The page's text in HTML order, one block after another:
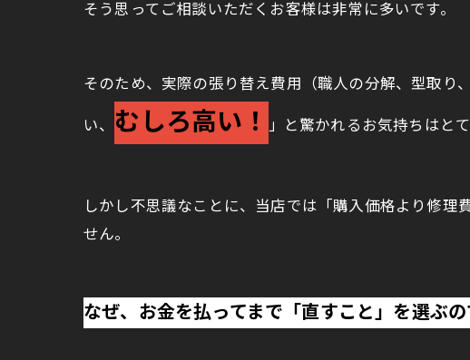
そう思ってご相談いただくお客様は非常に多いです。
そのため、実際の張り替え費用（職人の分解、型取
い、 むしろ高い！ 」と驚かれるお気持ちはと
しかし不思議なことに、当店では「購入価格より修
せん。
なぜ、お金を払ってまで「直すこと」を選ぶ